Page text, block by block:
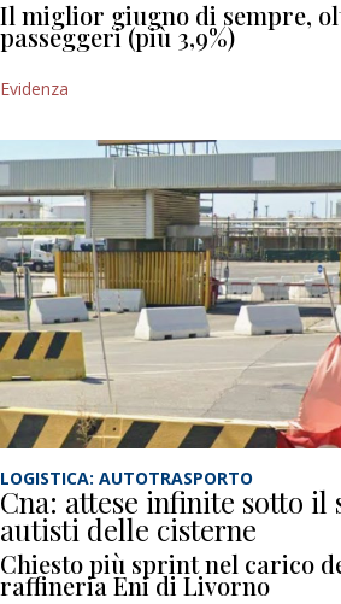
Il miglior giugno di sempre,
passeggeri (più 3,9%)
Evidenza
LOGISTICA: AUTOTRASPORTO
Cna: attese infinite sotto il
autisti delle cisterne
Chiesto più sprint nel carico
raffineria Eni di Livorno